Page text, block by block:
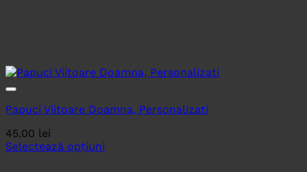
Papuci Viitoare Doamna, Personalizati
45.00 lei
Selectează opțiuni